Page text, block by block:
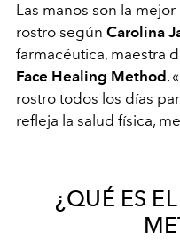
Las manos son la
rostro según Carolina
farmacéutica, maestra
Face Healing Method . «
rostro todos los días
refleja la salud física,
¿QUÉ ES